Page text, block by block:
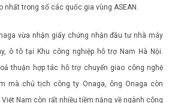
nhất trong số các quốc gia vùng ASEAN.
vừa nhận giấy chứng nhận đầu tư nhà máy
ô tô tại Khu công nghiệp hỗ trợ Nam Hà Nội.
thuận hợp tác hỗ trợ chuyển giao công nghệ
mà chủ tịch công ty Onaga, ông Onaga còn
Nam còn rất nhiều tiềm năng về ngành công